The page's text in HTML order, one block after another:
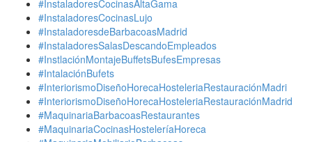
#InstaladoresCocinasAltaGama
#InstaladoresCocinasLujo
#InstaladoresdeBarbacoasMadrid
#InstaladoresSalasDescandoEmpleados
#InstlaciónMontajeBuffetsBufesEmpresas
#IntalaciónBufets
#InteriorismoDiseñoHorecaHosteleriaRestauraciónMadri
#InteriorismoDiseñoHorecaHosteleriaRestauraciónMadrid
#MaquinariaBarbacoasRestaurantes
#MaquinariaCocinasHosteleríaHoreca